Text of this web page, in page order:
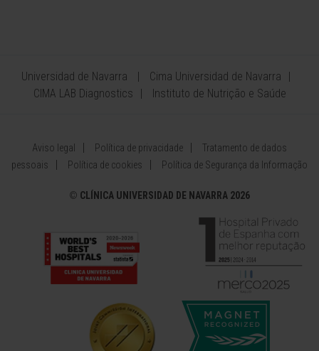
Universidad de Navarra
Cima Universidad de Navarra
CIMA LAB Diagnostics
Instituto de Nutrição e Saúde
Aviso legal Política de privacidade
Tratamento de dados
pessoais
Política de cookies Política de Segurança da Informação
© CLÍNICA UNIVERSIDAD DE NAVARRA 2026